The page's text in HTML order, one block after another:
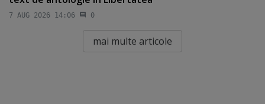
7 AUG 2026 14:06 0
mai multe articole